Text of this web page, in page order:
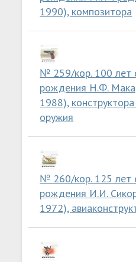
1990), композитора
№ 259/кор. 100 лет
рождения Н.Ф.
1988),
оружия
№ 260/кор. 125 лет
рождения И.И.
1972),